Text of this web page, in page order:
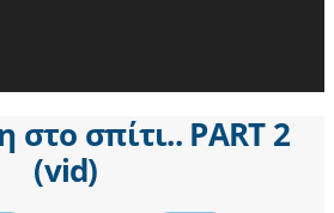
σπίτι.. PART 2
(vid)